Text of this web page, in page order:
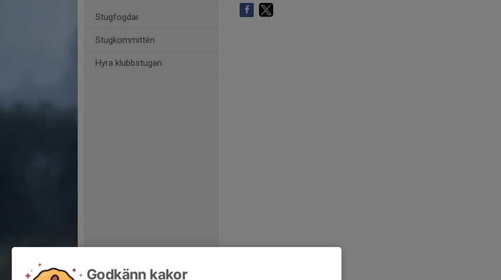
Stugfogdar
Stugkommittén
Hyra klubbstugan
Godkänn kakor